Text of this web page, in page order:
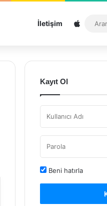
İletişim
Kayıt Ol
Beni hatırla